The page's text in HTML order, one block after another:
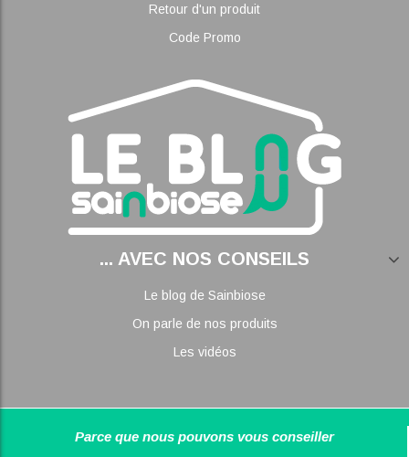
Retour d'un produit
Code Promo
... AVEC NOS CONSEILS
Le blog de Sainbiose
On parle de nos produits
Les vidéos
Parce que nous pouvons vous conseiller